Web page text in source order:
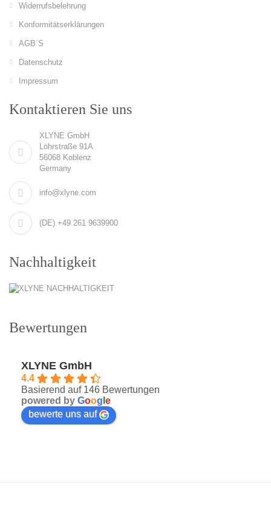
Widerrufsbelehrung
Konformitätserklärungen
AGB´S
Datenschutz
Impressum
Kontaktieren Sie uns
XLYNE GmbH
Löhrstraße 91A
56068 Koblenz
Germany
info@xlyne.com
(DE) +49 261 9639900
Nachhaltigkeit
Bewertungen
XLYNE GmbH
4.4
Basierend auf 146 Bewertungen
powered by Goog e
bewerte uns auf